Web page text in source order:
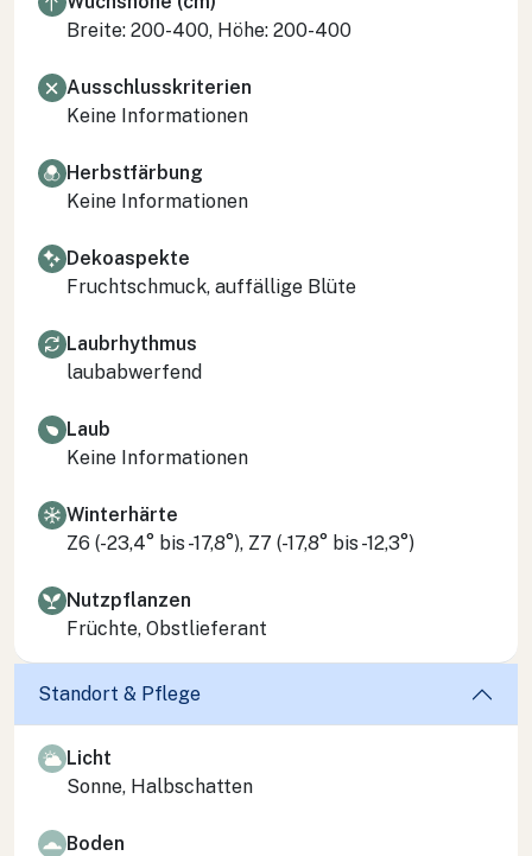
Breite: 200-400, Höhe: 200-400
Ausschlusskriterien
Keine Informationen
Herbstfärbung
Keine Informationen
Dekoaspekte
Fruchtschmuck, auffällige Blüte
Laubrhythmus
laubabwerfend
Laub
Keine Informationen
Winterhärte
Z6 (-23,4° bis -17,8°), Z7 (-17,8° bis -12,3°)
Nutzpflanzen
Früchte, Obstlieferant
Standort & Pflege
Licht
Sonne, Halbschatten
Boden